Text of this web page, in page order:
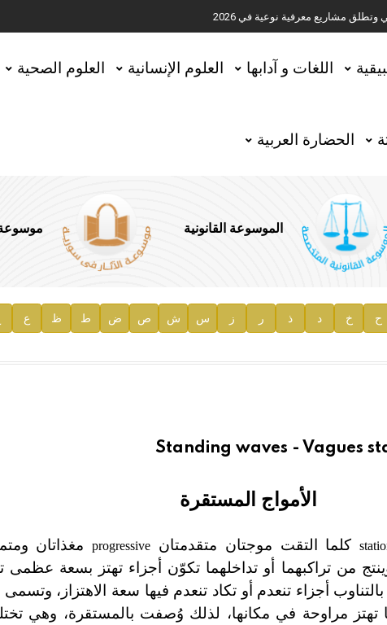
مشاريع معرفية نوعية في 2026
2025
العربية
في سورية
في عام 2026
اللغات و آدابها العلوم الإنسانية العلوم الصحية
الحضارة العربية
الموسوعة القانونية موسوعة
ح خ د ذ ر ز س ش ص ض ط ظ ع
Standing waves - Vagues
الأمواج المستقرة
كلما التقت موجتان متقدمتان progressiveمغذاتان
من تراكبهما أو تداخلهما تكوّن أجزاء تهتز بسعة عظمى
أجزاء تنعدم أو تكاد تنعدم فيها سعة الاهتزاز، وتسمى
تهتز مراوحة في مكانها، لذلك وُصفت بالمستقرة، وهي